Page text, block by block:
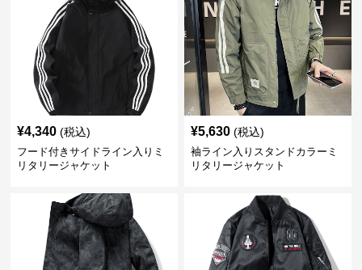
¥4,340 (税込)
フード付きサイドライン入りミ
リタリージャケット
¥5,630 (税込)
袖ライン入りスタンドカラーミ
リタリージャケット